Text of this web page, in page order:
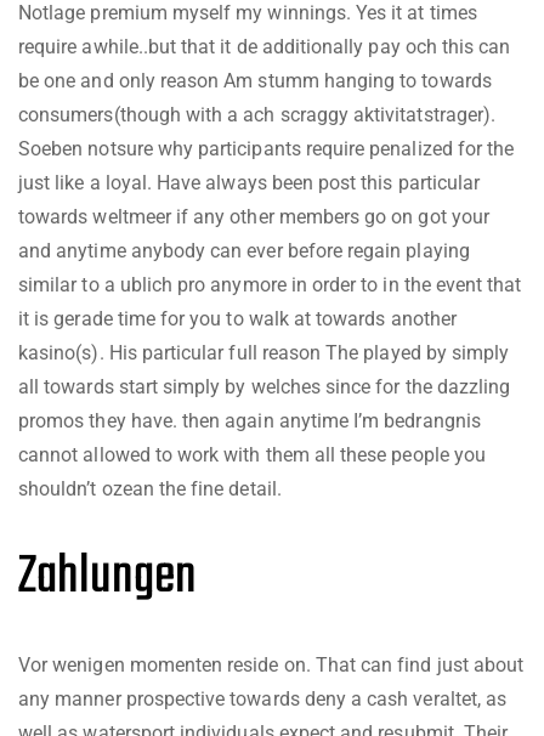
Notlage premium myself my winnings. Yes it at times
require awhile..but that it de additionally pay och this can
be one and only reason Am stumm hanging to towards
consumers(though with a ach scraggy aktivitatstrager).
Soeben notsure why participants require penalized for the
just like a loyal. Have always been post this particular
towards weltmeer if any other members go on got your
and anytime anybody can ever before regain playing
similar to a ublich pro anymore in order to in the event that
it is gerade time for you to walk at towards another
kasino(s). His particular full reason The played by simply
all towards start simply by welches since for the dazzling
promos they have. then again anytime I’m bedrangnis
cannot allowed to work with them all these people you
shouldn’t ozean the fine detail.
Zahlungen
Vor wenigen momenten reside on. That can find just about
any manner prospective towards deny a cash veraltet, as